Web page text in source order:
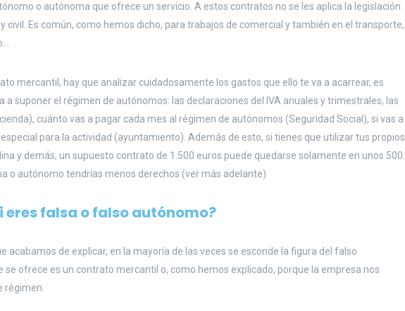
o autónoma que ofrece un servicio. A estos contratos no se les aplica la legislación
civil. Es común, como hemos dicho, para trabajos de comercial y también en el transporte,
mercantil, hay que analizar cuidadosamente los gastos que ello te va a acarrear, es
a suponer el régimen de autónomos: las declaraciones del IVA anuales y trimestrales, las
cuánto vas a pagar cada mes al régimen de autónomos (Seguridad Social), si vas a
para la actividad (ayuntamiento). Además de esto, si tienes que utilizar tus propios
y demás, un supuesto contrato de 1.500 euros puede quedarse solamente en unos 500.
o autónomo tendrías menos derechos (ver más adelante)
eres falsa o falso autónomo?
acabamos de explicar, en la mayoría de las veces se esconde la figura del falso
se ofrece es un contrato mercantil o, como hemos explicado, porque la empresa nos
régimen.